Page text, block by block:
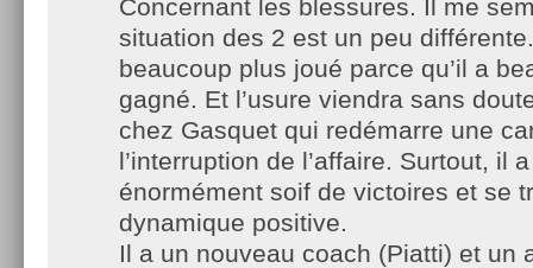
Concernant les blessures. Il me
situation des 2 est un peu
beaucoup plus joué parce qu’il a
gagné. Et l’usure viendra sans
chez Gasquet qui redémarre une
l’interruption de l’affaire. Surtout, il
énormément soif de victoires et se
dynamique positive.
Il a un nouveau coach (Piatti) et un